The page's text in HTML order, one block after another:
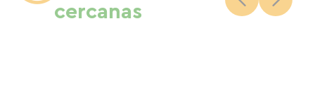
cercanas